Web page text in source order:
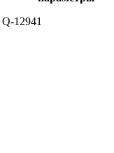
Q-12941